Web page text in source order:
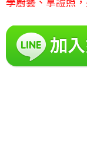
學廚藝、拿證照